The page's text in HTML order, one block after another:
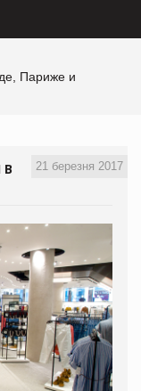
Париже и
21 березня 2017
В